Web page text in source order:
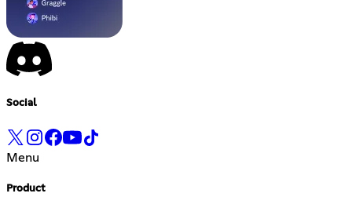
Social
Menu
Product